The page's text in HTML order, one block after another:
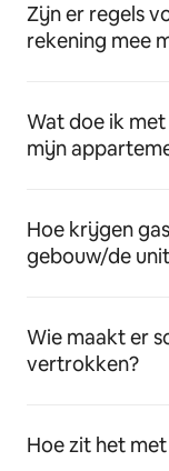
Zijn er regels
rekening mee
Wat doe ik
mijn
Hoe krijgen
gebouw/de
Wie maakt er
vertrokken?
Hoe zit het